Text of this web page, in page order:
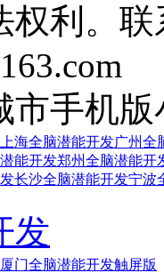
权利。
市手机版
上海全脑潜能开发广州全
能开发郑州全脑潜能开
长沙全脑潜能开发宁波
发
厦门全脑潜能开发触屏版